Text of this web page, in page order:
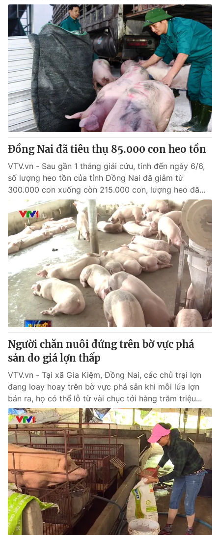
Video Shorts video
VTV Money VTV Thể thao
VTV Sức khoẻ Bất động sản
Thị trường 24h Tấm lòng Việt
VTV4 Vươn mình bằng AI
VTV9 VTV8
Liên hệ tòa soạn English
THỜI BÁO VTV
Theo dõi báo trên
Cơ quan chủ quản:Đài Truyền hình Việt Nam
Cơ quan báo chí:Thời báo VTV
Giấy phép hoạt động báo in và báo điện tử số 483/GP-BTTTT
cấp ngày 29/12/2023
Tổng Biên tập:Vũ Thanh Thủy
Phó Tổng Biên tập:Nguyễn Thị Mỹ Hạnh, Phạm Quốc Thắng,
Tổng đài VTV:024.38 355 931 - 024.38 355 932
Ðiện thoại Thời báo VTV:024.66 897 897
Email:toasoan@vtv.vn
Liên hệ quảng cáo:024-7300.7108
Đồng Nai đã tiêu thụ 85.000 con heo tồn
VTV.vn - Sau gần 1 tháng giải cứu, tính đến ngày 6/6,
số lượng heo tồn của tỉnh Đồng Nai đã giảm từ
300.000 con xuống còn 215.000 con, lượng heo đã...
Người chăn nuôi đứng trên bờ vực phá
sản do giá lợn thấp
VTV.vn - Tại xã Gia Kiệm, Đồng Nai, các chủ trại lợn
đang loay hoay trên bờ vực phá sản khi mỗi lứa lợn
bán ra, họ có thể lỗ từ vài chục tới hàng trăm triệu...